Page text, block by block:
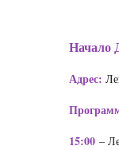
Начало
Адрес:
15:00 –